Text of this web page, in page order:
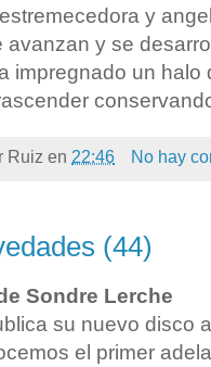
y
avanzan y se
impregnado un
Ruiz en 22:46 No hay
(44)
Sondre Lerche
su nuevo disco
el primer